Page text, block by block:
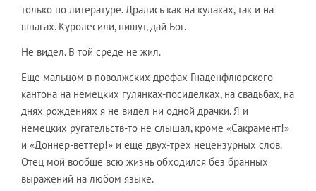
только по литературе. Дрались как на кулаках, так и на
шпагах. Куролесили, пишут, дай Бог.
Не видел. В той среде не жил.
Еще мальцом в поволжских дрофах Гнаденфлюрского
кантона на немецких гулянках-посиделках, на свадьбах, на
днях рождениях я не видел ни одной драчки. Я и
немецких ругательств-то не слышал, кроме «Сакрамент!»
и «Доннер-веттер!» и еще двух-трех нецензурных слов.
Отец мой вообще всю жизнь обходился без бранных
выражений на любом языке.